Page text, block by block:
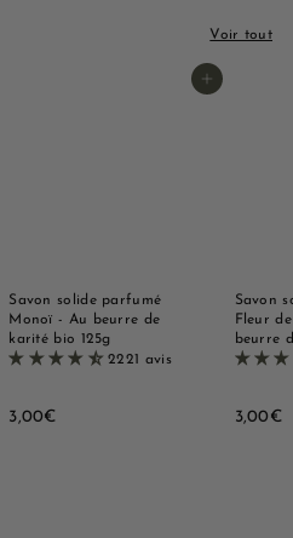
Voir tout
Ajouter au panier
Savon solide parfumé
Monoï - Au beurre de
karité bio 125g
2221 avis
3,00€3
Savon
Fleur
beurre
3,00€3